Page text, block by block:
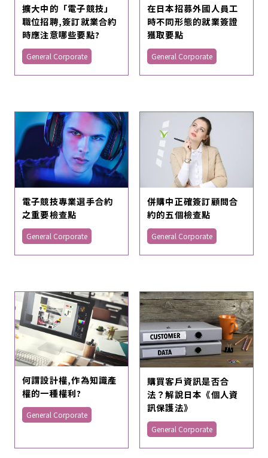
擴大中的「電子競技」
職位招聘,簽訂就業合約
時應注意哪些要點?
General Corporate
在日本招募外國人員工
時不同形態的就業簽證
獲取要點
General Corporate
電子競技專業選手合約
之重要檢查點
General Corporate
併購中正確簽訂顧問合
約的五個檢查點
General Corporate
何謂設計權,作為知識產
權的一種權利?
General Corporate
購買客戶資訊是否合
法？解說日本《個人資
訊保護法》
General Corporate